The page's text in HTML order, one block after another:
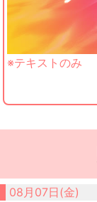
※テキストのみ
08月07日(金)